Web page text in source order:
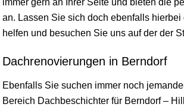
immer gern an Ihrer Seite und bieten die
an. Lassen Sie sich doch ebenfalls hierbei
helfen und besuchen Sie uns auf der der
Dachrenovierungen in Berndorf
Ebenfalls Sie suchen immer noch
Bereich Dachbeschichter für Berndorf –